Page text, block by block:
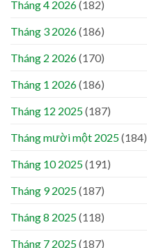
Tháng 4 2026(182)
Tháng 3 2026(186)
Tháng 2 2026(170)
Tháng 1 2026(186)
Tháng 12 2025(187)
Tháng mười một 2025(184)
Tháng 10 2025(191)
Tháng 9 2025(187)
Tháng 8 2025(118)
Tháng 7 2025(187)